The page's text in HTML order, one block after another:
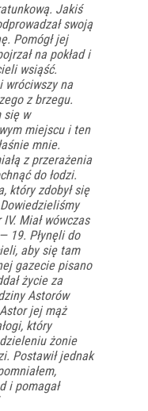
Jakiś
swoją
Pomógł jej
na pokład i
wsiąść.
wróciwszy na
z brzegu.
się w
miejscu i ten
mnie.
z przerażenia
do łodzi.
który zdobył się
Miał wówczas
19. Płynęli do
aby się tam
gazecie pisano
życie za
Astorów
jej mąż
który
żonie
Postawił jednak
i pomagał